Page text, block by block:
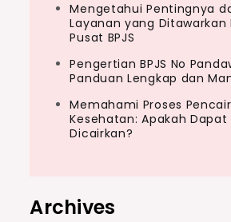
Mengetahui Pentingnya
Layanan yang Ditawarkan
Pusat BPJS
Pengertian BPJS No
Panduan Lengkap dan
Memahami Proses
Kesehatan: Apakah Dapat
Dicairkan?
Archives